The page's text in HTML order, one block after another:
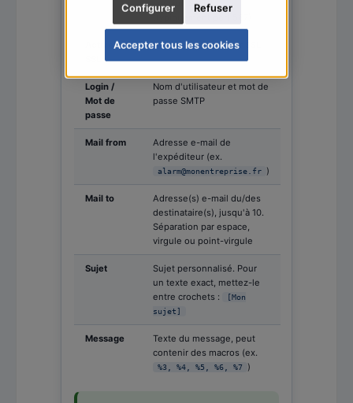
session SMTP
Activer
Activer ou désactiver SSL
Login /
Mot de
passe
Nom d'utilisateur et mot de
passe SMTP
Mail from
Adresse e-mail de
l'expéditeur (ex.
alarm@monentreprise.fr )
Mail to
Adresse(s) e-mail du/des
destinataire(s), jusqu'à 10.
Séparation par espace,
virgule ou point-virgule
Sujet
Sujet personnalisé. Pour
un texte exact, mettez-le
entre crochets :
[Mon
sujet]
Message
Texte du message, peut
contenir des macros (ex.
%3, %4, %5, %6, %7 )
Refuser
Configurer
Accepter tous les cookies